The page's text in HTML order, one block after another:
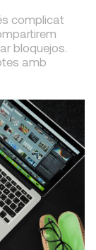
complicat
bloquejos.
amb